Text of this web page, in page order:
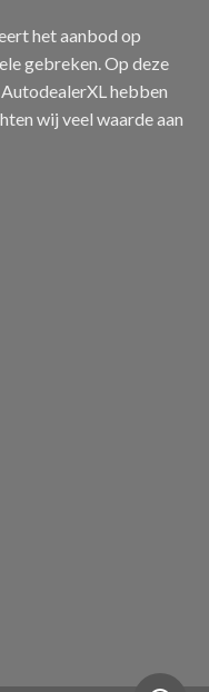
het aanbod op
gebreken. Op deze
hebben
wij veel waarde aan